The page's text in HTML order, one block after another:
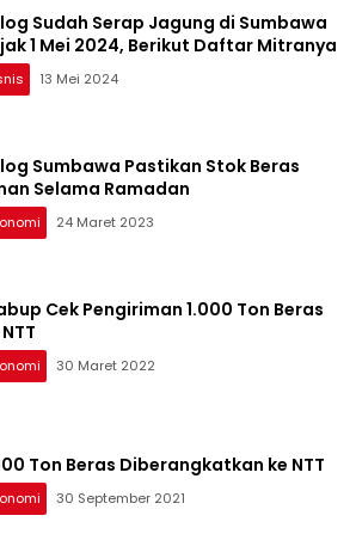
Sudah Serap Jagung di Sumbawa
1 Mei 2024, Berikut Daftar Mitranya
13 Mei 2024
Sumbawa Pastikan Stok Beras
Selama Ramadan
24 Maret 2023
Cek Pengiriman 1.000 Ton Beras
30 Maret 2022
Ton Beras Diberangkatkan ke NTT
30 September 2021